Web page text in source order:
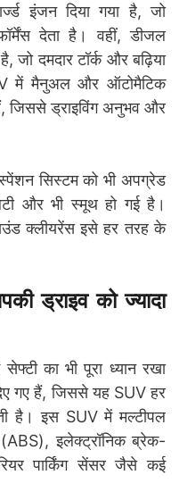
इंजन दिया गया है, जो
देता है। वहीं, डीजल
जो दमदार टॉर्क और बढ़िया
में मैनुअल और ऑटोमैटिक
जिससे ड्राइविंग अनुभव और
सिस्टम को भी अपग्रेड
और भी स्मूथ हो गई है।
क्लीयरेंस इसे हर तरह के
ड्राइव को ज्यादा
का भी पूरा ध्यान रखा
गए हैं, जिससे यह SUV हर
है। इस SUV में मल्टीपल
इलेक्ट्रॉनिक ब्रेक-
पार्किंग सेंसर जैसे कई